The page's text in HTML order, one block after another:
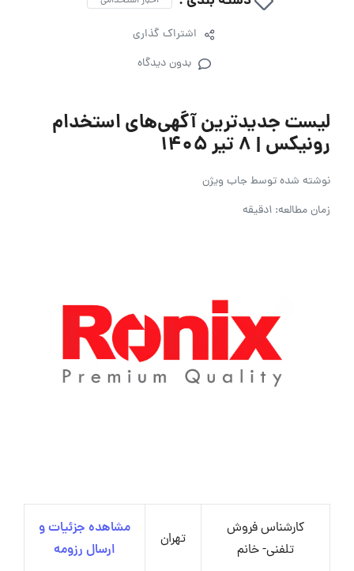
اشتراک گذاری
بدون دیدگاه
لیست جدیدترین آگهی‌های استخدام
رونیکس | ۸ تیر ۱۴۰۵
نوشته شده توسطجاب ویژن
زمان مطالعه: 1دقیقه
کارشناس فروش
تلفنی- خانم
تهران
مشاهده جزئیات و
ارسال رزومه